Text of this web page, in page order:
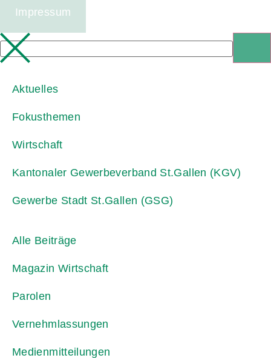
Impressum
Aktuelles
Fokusthemen
Wirtschaft
Kantonaler Gewerbeverband St.Gallen (KGV)
Gewerbe Stadt St.Gallen (GSG)
Alle Beiträge
Magazin Wirtschaft
Parolen
Vernehmlassungen
Medienmitteilungen